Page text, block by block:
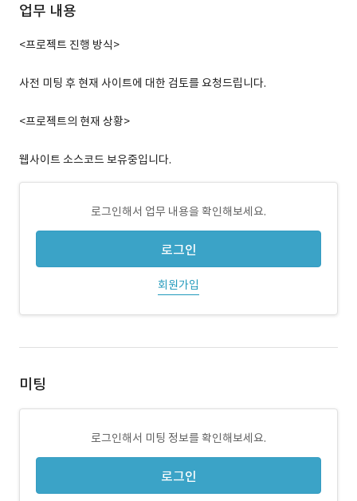
업무 내용
<프로젝트 진행 방식>
사전 미팅 후 현재 사이트에 대한 검토를 요청드립니다.
<프로젝트의 현재 상황>
웹사이트 소스코드 보유중입니다.
로그인해서 업무 내용을 확인해보세요.
로그인
회원가입
미팅
로그인해서 미팅 정보를 확인해보세요.
로그인